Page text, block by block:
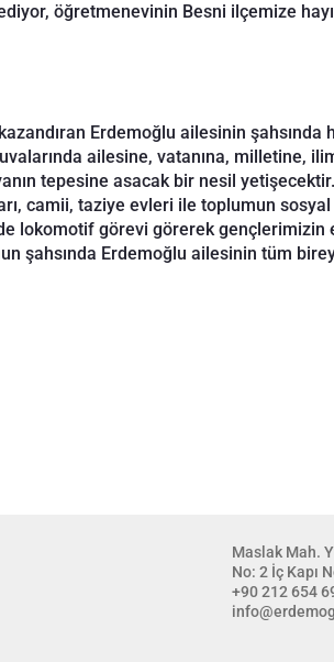
öğretmenevinin Besni ilçemize
Erdemoğlu ailesinin şahsında
ailesine, vatanına, milletine,
tepesine asacak bir nesil
camii, taziye evleri ile toplumun
lokomotif görevi görerek gençlerimizin
şahsında Erdemoğlu ailesinin tüm
Maslak Mah.
No: 2 İç Kapı
+90 212 654